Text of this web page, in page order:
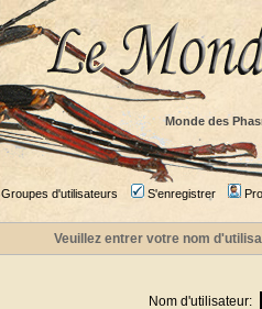
Monde des
Groupes d'utilisateurs S'enregistrer
Veuillez entrer votre nom
Nom d'utilisateur: